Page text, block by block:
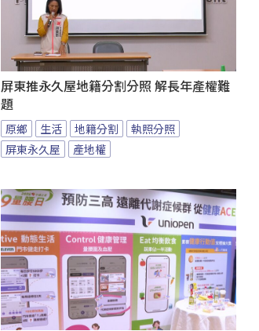
屏東推永久屋地籍分割分照 解長年產權難
題
原鄉 生活 地籍分割
執照分照
屏東永久屋
產地權